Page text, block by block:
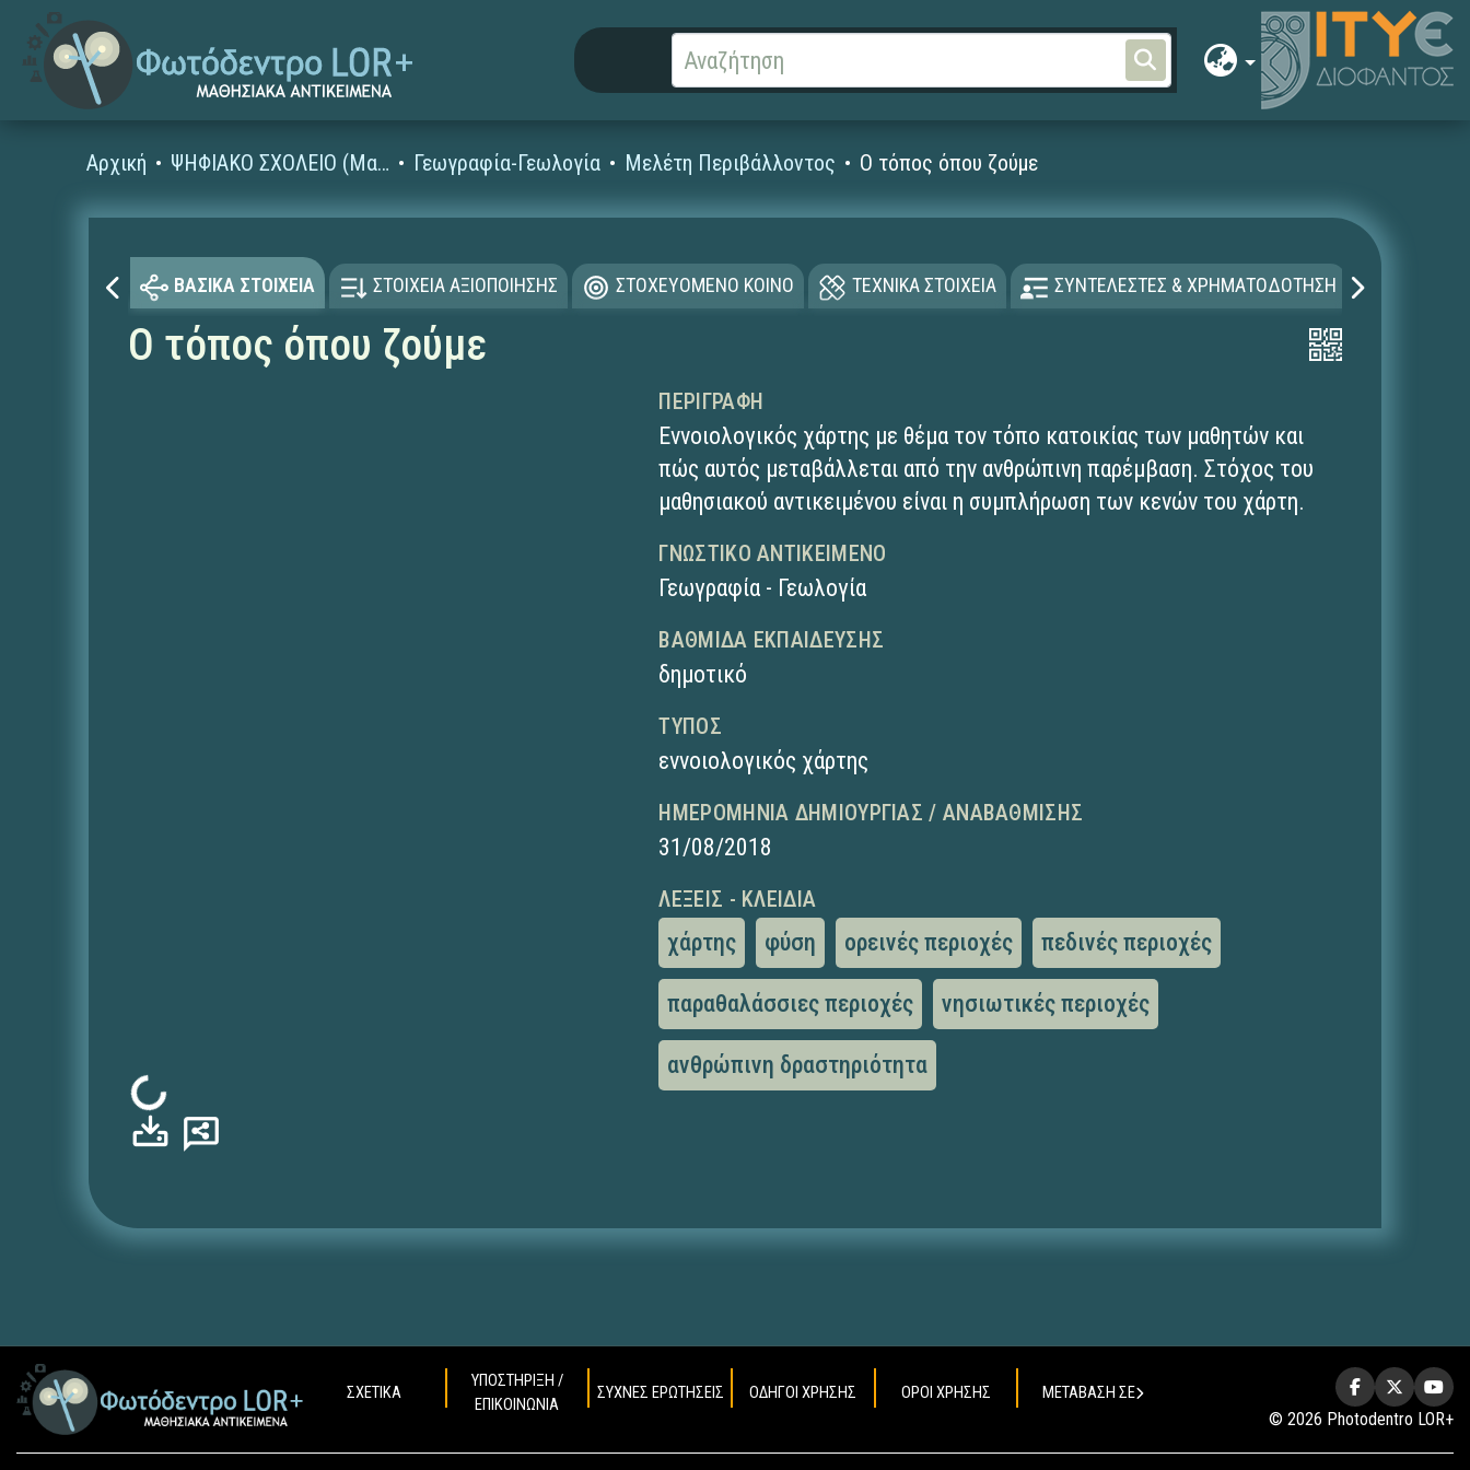
Αρχική ΨΗΦΙΑΚΟ ΣΧΟΛΕΙΟ (Μαθησιακά Αντικείμενα) Γεωγραφία-Γεωλογία Μελέτη Περιβάλλοντος Ο τόπος όπου ζούμε
ΒΑΣΙΚΑ ΣΤΟΙΧΕΙΑ ΣΤΟΙΧΕΙΑ ΑΞΙΟΠΟΙΗΣΗΣ ΣΤΟΧΕΥΟΜΕΝΟ ΚΟΙΝΟ ΤΕΧΝΙΚΑ ΣΤΟΙΧΕΙΑ ΣΥΝΤΕΛΕΣΤΕΣ & ΧΡΗΜΑΤΟΔΟΤΗΣΗ
Ο τόπος όπου ζούμε
Φόρτωση...
ΠΕΡΙΓΡΑΦΉ
Εννοιολογικός χάρτης με θέμα τον τόπο κατοικίας των μαθητών και
πώς αυτός μεταβάλλεται από την ανθρώπινη παρέμβαση. Στόχος του
μαθησιακού αντικειμένου είναι η συμπλήρωση των κενών του χάρτη.
ΓΝΩΣΤΙΚΌ ΑΝΤΙΚΕΊΜΕΝΟ
Γεωγραφία - Γεωλογία
ΒΑΘΜΊΔΑ ΕΚΠΑΊΔΕΥΣΗΣ
δημοτικό
ΤΎΠΟΣ
εννοιολογικός χάρτης
ΗΜΕΡΟΜΗΝΊΑ ΔΗΜΙΟΥΡΓΊΑΣ / ΑΝΑΒΆΘΜΙΣΗΣ
31/08/2018
ΛΈΞΕΙΣ - ΚΛΕΙΔΙΆ
χάρτης φύση ορεινές περιοχές πεδινές περιοχές
παραθαλάσσιες περιοχές νησιωτικές περιοχές
ανθρώπινη δραστηριότητα
ΣΧΕΤΙΚΑ
ΥΠΟΣΤΗΡΙΞΗ /
ΕΠΙΚΟΙΝΩΝΙΑ
ΣΥΧΝΕΣ ΕΡΩΤΗΣΕΙΣ ΟΔΗΓΟΙ ΧΡΗΣΗΣ ΟΡΟΙ ΧΡΗΣΗΣ ΜΕΤΑΒΑΣΗ ΣΕ
© 2026 Photodentro LOR+